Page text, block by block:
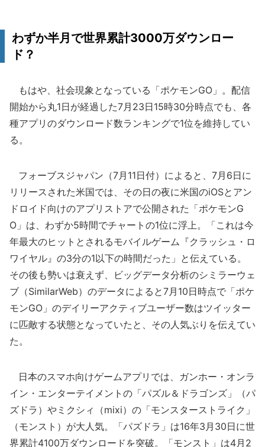
わずか半月で世界累計3000万ダウンロー
ド？
もはや、社会現象となっている「ポケモンGO」。配信
開始から丸1日が経過した7月23日15時30分時点でも、各
種アプリのダウンロード数ランキングで1位を維持してい
る。
フォーブスジャパン（7月11日付）によると、7月6日に
リリースされた米国では、その日の夜に米国のiOSとアン
ドロイド向けのアプリストアで公開された「ポケモンG
O」は、わずか5時間でチャートの1位に浮上。「これは今
年最大のヒットとされるモバイルゲーム『クラッシュ・ロ
ワイヤル』の3分の1以下の時間だった」と伝えている。
その後も勢いは衰えず、ビッグデータ分析のシミラーウェ
ブ（SimilarWeb）のデータによると7月10日時点で「ポケ
モンGO」のデイリーアクティブユーザー数はツイッター
に匹敵する状態となっていたと、その人気ぶりを伝えてい
た。
日本のスマホ向けゲームアプリでは、ガンホー・オンラ
イン・エンターテイメントの「パズル＆ドラゴンズ」（パ
ズドラ）やミクシィ（mixi）の「モンスターストライク」
（モンスト）が大人気。「パズドラ」は16年3月30日に世
界累計4100万ダウンロードを突破。「モンスト」は4月2